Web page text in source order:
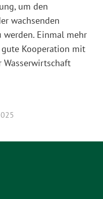
um den
wachsenden
Einmal mehr
Kooperation mit